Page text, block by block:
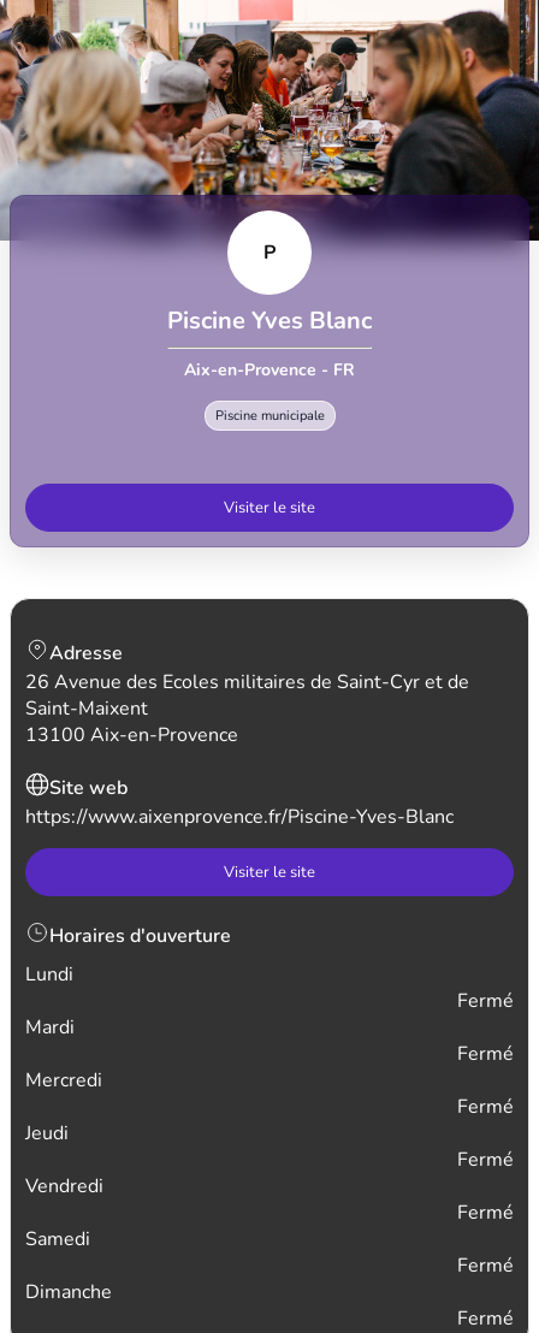
P
Piscine Yves Blanc
Aix-en-Provence - FR
Piscine municipale
Visiter le site
Adresse
26 Avenue des Ecoles militaires de Saint-Cyr et de
Saint-Maixent
13100 Aix-en-Provence
Site web
https://www.aixenprovence.fr/Piscine-Yves-Blanc
Visiter le site
Horaires d'ouverture
Lundi
Fermé
Mardi
Fermé
Mercredi
Fermé
Jeudi
Fermé
Vendredi
Fermé
Samedi
Fermé
Dimanche
Fermé